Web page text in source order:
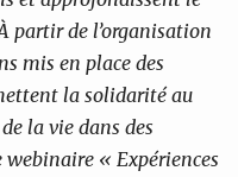
partir de l’organisation
mis en place des
la solidarité au
la vie dans des
webinaire « Expériences